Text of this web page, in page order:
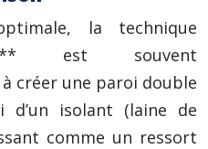
la technique
est souvent
créer une paroi double
d’un isolant (laine de
comme un ressort